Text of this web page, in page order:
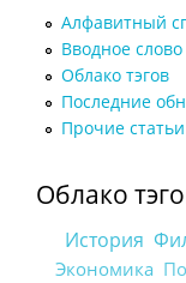
Алфавитный
Вводное слово
Облако тэгов
Последние
Прочие статьи
Облако
История
Экономика